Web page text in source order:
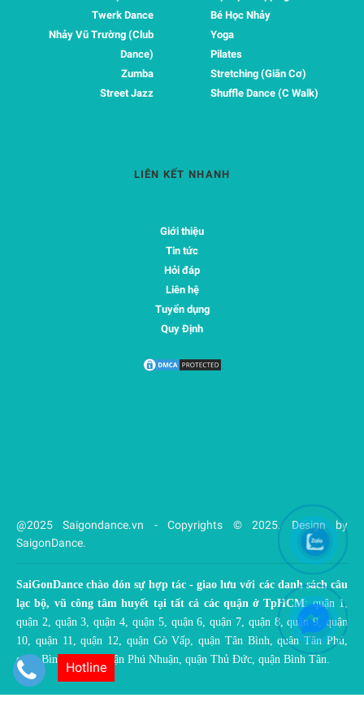
Twerk Dance
Nhảy Vũ Trường (Club
Dance)
Zumba
Street Jazz
Bé Học Nhảy
Yoga
Pilates
Stretching (Giãn Cơ)
Shuffle Dance (C Walk)
LIÊN KẾT NHANH
Giới thiệu
Tin tức
Hỏi đáp
Liên hệ
Tuyển dụng
Quy Định
@2025 Saigondance.vn - Copyrights © 2025. Design by
SaigonDance.
SaiGonDance chào đón sự hợp tác - giao lưu với các danh sách câu
lạc bộ, vũ công tâm huyết tại tất cả các quận ở TpHCM: quận 1,
quận 2, quận 3, quận 4, quận 5, quận 6, quận 7, quận 8, quận 9, quận
10, quận 11, quận 12, quận Gò Vấp, quận Tân Bình, quận Tân Phú,
quận Bình Thạnh, quận Phú Nhuận, quận Thủ Đức, quận Bình Tân.
Hotline